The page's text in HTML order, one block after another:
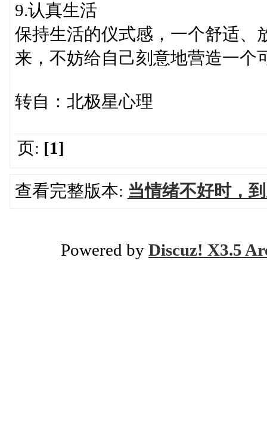
9.认真生活
保持生活的仪式感，一个舒适、
来，不妨给自己刻意地营造一个
转自：北极星心理
页: [1]
查看完整版本: 当情绪不好时，
Powered by Discuz! X3.5